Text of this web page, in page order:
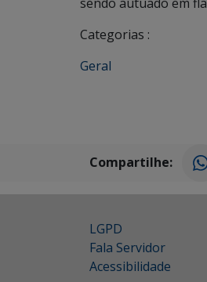
Categorias :
Geral
Compartilhe:
LGPD
Fala Servidor
Acessibilidade